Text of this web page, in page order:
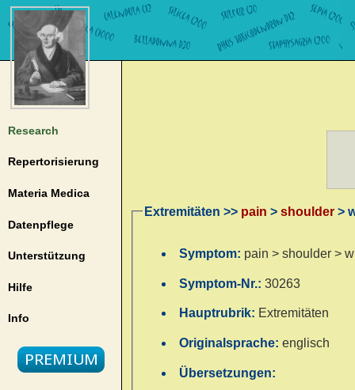
Research
Repertorisierung
Materia Medica
Datenpflege
Unterstützung
Hilfe
Info
Extremitäten >> pain > shoulder >
Symptom: pain > shoulder >
Symptom-Nr.:30263
Hauptrubrik: Extremitäten
Originalsprache:englisch
Übersetzungen: